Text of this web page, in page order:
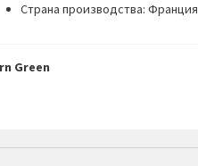
Страна производства: Франция
Green